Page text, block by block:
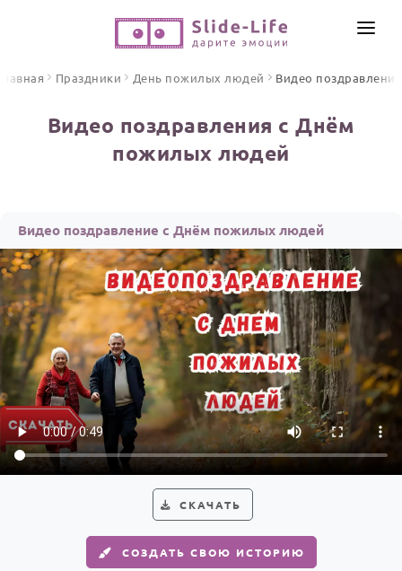
ПО ФОРМАТУ
Открытки
Стихи и тексты
ПРАЗДНИКИ
С Днем рождения
Юбилей
Свадьба
Годовщина свадьбы
Календарь праздников
Женщине
Мужчине
ИНСТРУМЕНТЫ
ОТЗЫВЫ
Праздники День пожилых людей Видео поздравления
Видео поздравления с Днём
пожилых людей
Видео поздравление с Днём пожилых людей
СКАЧАТЬ
СОЗДАТЬ СВОЮ ИСТОРИЮ